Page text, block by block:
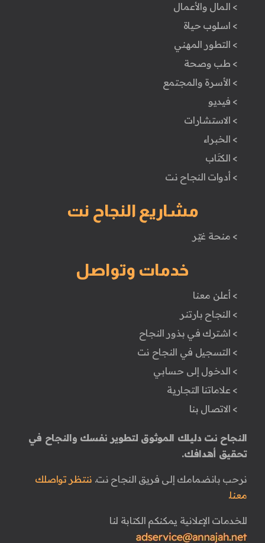
> المال والأعمال
> اسلوب حياة
> التطور المهني
> طب وصحة
> الأسرة والمجتمع
> فيديو
> الاستشارات
> الخبراء
> الكتَاب
> أدوات النجاح نت
مشاريع النجاح نت
> منحة غيّر
خدمات وتواصل
> أعلن معنا
> النجاح بارتنر
> اشترك في بذور النجاح
> التسجيل في النجاح نت
> الدخول إلى حسابي
> علاماتنا التجارية
> الاتصال بنا
النجاح نت دليلك الموثوق لتطوير نفسك والنجاح في
تحقيق أهدافك.
نرحب بانضمامك إلى فريق النجاح نت. ننتظر تواصلك
معنا.
للخدمات الإعلانية يمكنكم الكتابة لنا